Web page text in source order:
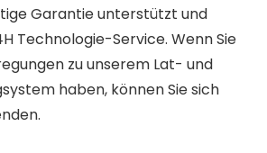
Garantie unterstützt und
Technologie-Service. Wenn Sie
zu unserem Lat- und
haben, können Sie sich